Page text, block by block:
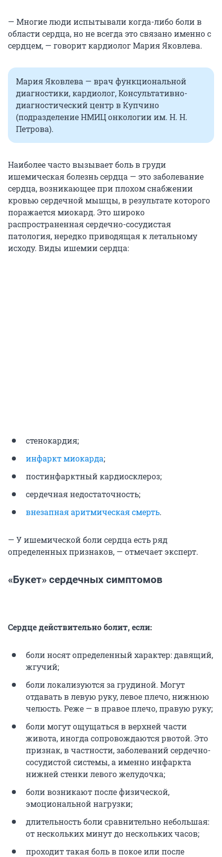
— Многие люди испытывали когда-либо боли в
области сердца, но не всегда это связано именно с
сердцем, — говорит кардиолог Мария Яковлева.
Мария Яковлева — врач функциональной
диагностики, кардиолог, Консультативно-
диагностический центр в Купчино
(подразделение НМИЦ онкологии им. Н. Н.
Петрова).
Наиболее часто вызывает боль в груди
ишемическая болезнь сердца — это заболевание
сердца, возникающее при плохом снабжении
кровью сердечной мышцы, в результате которого
поражается миокард. Это широко
распространенная сердечно-сосудистая
патология, нередко приводящая к летальному
исходу. Виды ишемии сердца:
стенокардия;
инфаркт миокарда;
постинфарктный кардиосклероз;
сердечная недостаточность;
внезапная аритмическая смерть.
— У ишемической боли сердца есть ряд
определенных признаков, — отмечает эксперт.
«Букет» сердечных симптомов
Сердце действительно болит, если:
боли носят определенный характер: давящий,
жгучий;
боли локализуются за грудиной. Могут
отдавать в левую руку, левое плечо, нижнюю
челюсть. Реже — в правое плечо, правую руку;
боли могут ощущаться в верхней части
живота, иногда сопровождаются рвотой. Это
признак, в частности, заболеваний сердечно-
сосудистой системы, а именно инфаркта
нижней стенки левого желудочка;
боли возникают после физической,
эмоциональной нагрузки;
длительность боли сравнительно небольшая:
от нескольких минут до нескольких часов;
проходит такая боль в покое или после